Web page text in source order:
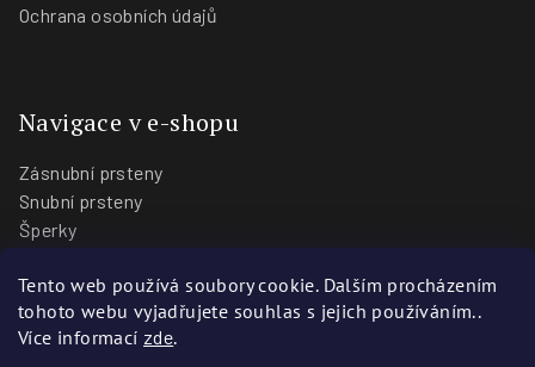
Tento web používá soubory cookie. Dalším procházením
tohoto webu vyjadřujete souhlas s jejich používáním..
Více informací zde.
Ochrana osobních údajů
Navigace v e-shopu
Zásnubní prsteny
Snubní prsteny
Šperky
Blog
Prodejny